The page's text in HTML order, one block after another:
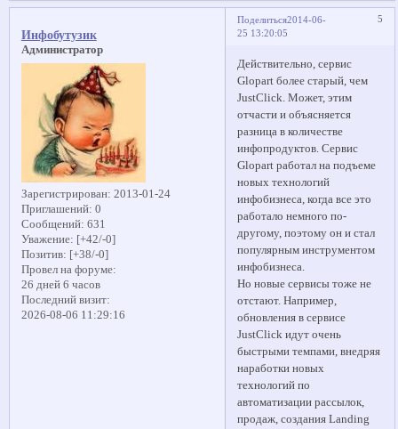
Поделиться 5
2014-06-
25 13:20:05
Инфобутузик
Администратор
Зарегистрирован: 2013-01-24
Приглашений: 0
Сообщений: 631
Уважение: [+42/-0]
Позитив: [+38/-0]
Провел на форуме:
26 дней 6 часов
Последний визит:
2026-08-06 11:29:16
Действительно, сервис
Glopart более старый, чем
JustClick. Может, этим
отчасти и объясняется
разница в количестве
инфопродуктов. Сервис
Glopart работал на подъеме
новых технологий
инфобизнеса, когда все это
работало немного по-
другому, поэтому он и стал
популярным инструментом
инфобизнеса.
Но новые сервисы тоже не
отстают. Например,
обновления в сервисе
JustClick идут очень
быстрыми темпами, внедряя
наработки новых
технологий по
автоматизации рассылок,
продаж, создания Landing